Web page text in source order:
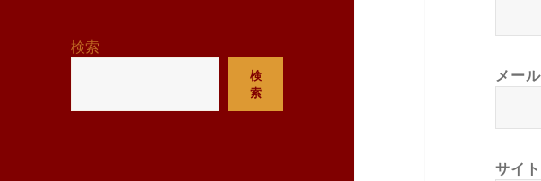
ー
検索
検
索
メール
サイト